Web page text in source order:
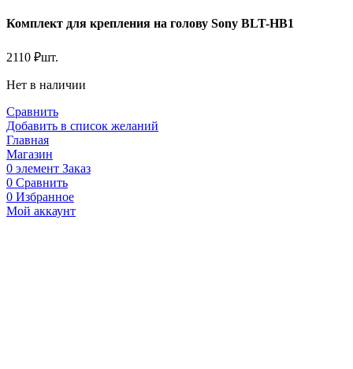
Комплект для крепления на голову Sony BLT-HB1
2110 ₽шт.
Нет в наличии
Сравнить
Добавить в список желаний
Главная
Магазин
0 элемент Заказ
0 Сравнить
0 Избранное
Мой аккаунт